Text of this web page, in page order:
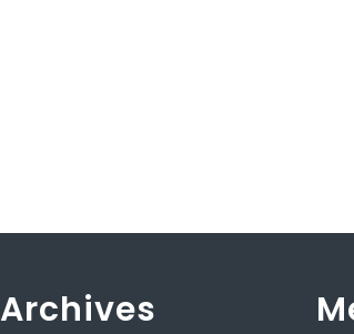
Archives